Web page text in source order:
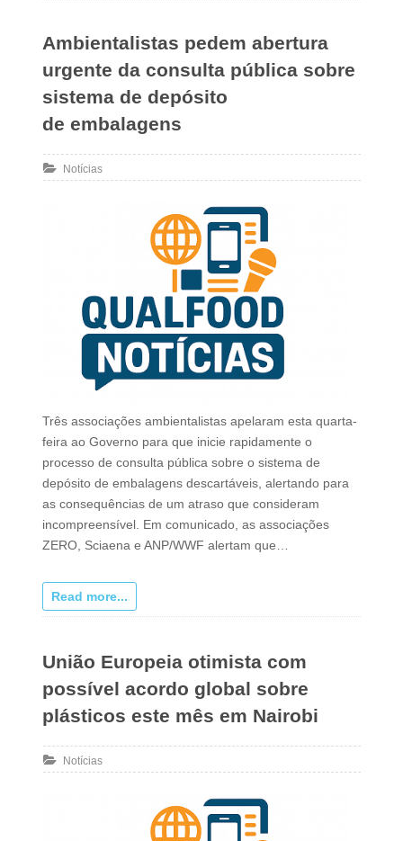
Ambientalistas pedem abertura
urgente da consulta pública sobre
sistema de depósito
de embalagens
Notícias
Três associações ambientalistas apelaram esta quarta-
feira ao Governo para que inicie rapidamente o
processo de consulta pública sobre o sistema de
depósito de embalagens descartáveis, alertando para
as consequências de um atraso que consideram
incompreensível. Em comunicado, as associações
ZERO, Sciaena e ANP/WWF alertam que…
Read more...
União Europeia otimista com
possível acordo global sobre
plásticos este mês em Nairobi
Notícias